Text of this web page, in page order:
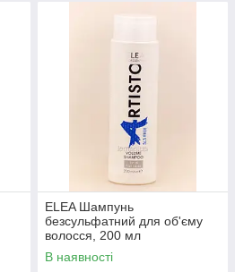
ELEA Шампунь
безсульфатний для об'єму
волосся, 200 мл
В наявності